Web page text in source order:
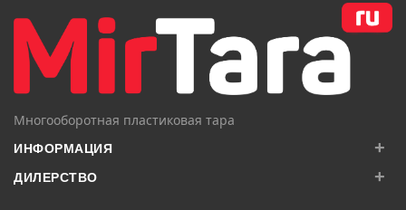
Многооборотная пластиковая тара
ИНФОРМАЦИЯ +
ДИЛЕРСТВО +